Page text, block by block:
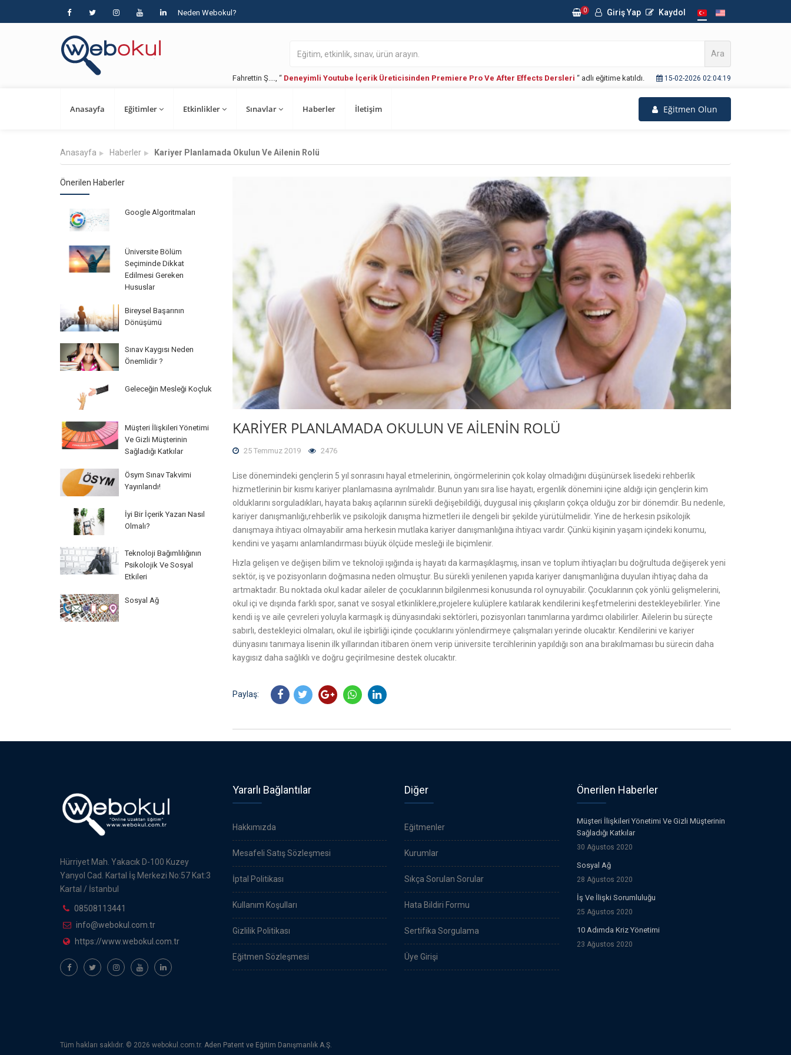
Neden Webokul? 0 Giriş Yap Kaydol
Ara
Fahrettin Ş...., “ Deneyimli Youtube İçerik Üreticisinden Premiere Pro Ve After Effects Dersleri “ adlı eğitime katıldı. 15-02-2026 02:04:19
Anasayfa Eğitimler Etkinlikler Sınavlar Haberler İletişim Eğitmen Olun
Anasayfa Haberler Kariyer Planlamada Okulun Ve Ailenin Rolü
KARIYER PLANLAMADA OKULUN VE AILENIN ROLÜ
25 Temmuz 2019 2476
Lise dönemindeki gençlerin 5 yıl sonrasını hayal etmelerinin, öngörmelerinin çok kolay olmadığını düşünürsek lisedeki rehberlik
hizmetlerinin bir kısmı kariyer planlamasına ayrılmalıdır. Bunun yanı sıra lise hayatı, ergenlik dönemini içine aldığı için gençlerin kim
olduklarını sorguladıkları, hayata bakış açılarının sürekli değişebildiği, duygusal iniş çıkışların çokça olduğu zor bir dönemdir. Bu nedenle,
kariyer danışmanlığı,rehberlik ve psikolojik danışma hizmetleri ile dengeli bir şekilde yürütülmelidir. Yine de herkesin psikolojik
danışmaya ihtiyacı olmayabilir ama herkesin mutlaka kariyer danışmanlığına ihtiyacı vardır. Çünkü kişinin yaşam içindeki konumu,
kendini ve yaşamı anlamlandırması büyük ölçüde mesleği ile biçimlenir.
Hızla gelişen ve değişen bilim ve teknoloji ışığında iş hayatı da karmaşıklaşmış, insan ve toplum ihtiyaçları bu doğrultuda değişerek yeni
sektör, iş ve pozisyonların doğmasına neden olmuştur. Bu sürekli yenilenen yapıda kariyer danışmanlığına duyulan ihtiyaç daha da
artmaktadır. Bu noktada okul kadar aileler de çocuklarının bilgilenmesi konusunda rol oynuyabilir. Çocuklarının çok yönlü gelişmelerini,
okul içi ve dışında farklı spor, sanat ve sosyal etkinliklere,projelere kulüplere katılarak kendilerini keşfetmelerini destekleyebilirler. Yine
kendi iş ve aile çevreleri yoluyla karmaşık iş dünyasındaki sektörleri, pozisyonları tanımlarına yardımcı olabilirler. Ailelerin bu süreçte
sabırlı, destekleyici olmaları, okul ile işbirliği içinde çocuklarını yönlendirmeye çalışmaları yerinde olucaktır. Kendilerini ve kariyer
dünyasını tanımaya lisenin ilk yıllarından itibaren önem verip üniversite tercihlerinin yapıldığı son ana bırakılmaması bu sürecin daha
kaygısız daha sağlıklı ve doğru geçirilmesine destek olucaktır.
Paylaş:
Önerilen Haberler
Google Algoritmaları
Üniversite Bölüm
Seçiminde Dikkat
Edilmesi Gereken
Hususlar
Bireysel Başarının
Dönüşümü
Sınav Kaygısı Neden
Önemlidir ?
Geleceğin Mesleği Koçluk
Müşteri İlişkileri Yönetimi
Ve Gizli Müşterinin
Sağladığı Katkılar
Ösym Sınav Takvimi
Yayınlandı!
İyi Bir İçerik Yazarı Nasıl
Olmalı?
Teknoloji Bağımlılığının
Psikolojik Ve Sosyal
Etkileri
Sosyal Ağ
Hürriyet Mah. Yakacık D-100 Kuzey
Yanyol Cad. Kartal İş Merkezi No:57 Kat:3
Kartal / İstanbul
08508113441
info@webokul.com.tr
https://www.webokul.com.tr
Yararlı Bağlantılar
Hakkımızda
Mesafeli Satış Sözleşmesi
İptal Politikası
Kullanım Koşulları
Gizlilik Politikası
Eğitmen Sözleşmesi
Diğer
Eğitmenler
Kurumlar
Sıkça Sorulan Sorular
Hata Bildiri Formu
Sertifika Sorgulama
Üye Girişi
Önerilen Haberler
Müşteri İlişkileri Yönetimi Ve Gizli Müşterinin
Sağladığı Katkılar
30 Ağustos 2020
Sosyal Ağ
28 Ağustos 2020
İş Ve İlişki Sorumluluğu
25 Ağustos 2020
10 Adımda Kriz Yönetimi
23 Ağustos 2020
Tüm hakları saklıdır. © 2026 webokul.com.tr. Aden Patent ve Eğitim Danışmanlık A.Ş.